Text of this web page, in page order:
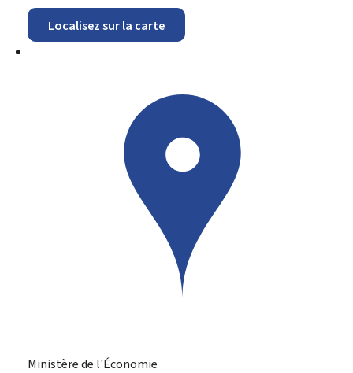
Localisez sur la carte
Ministère de l'Économie